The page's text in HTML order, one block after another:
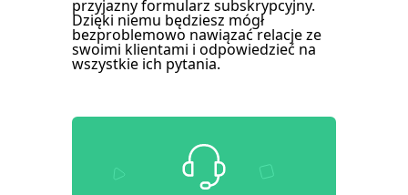
przyjazny formularz subskrypcyjny.
Dzięki niemu będziesz mógł
bezproblemowo nawiązać relacje ze
swoimi klientami i odpowiedzieć na
wszystkie ich pytania.